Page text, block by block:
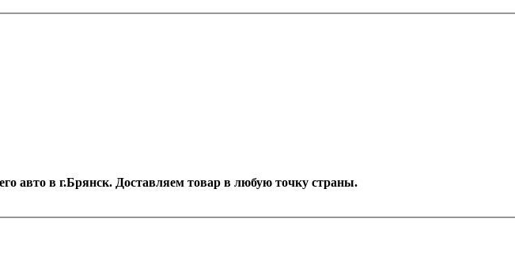
авто в г.Брянск. Доставляем товар в любую точку страны.